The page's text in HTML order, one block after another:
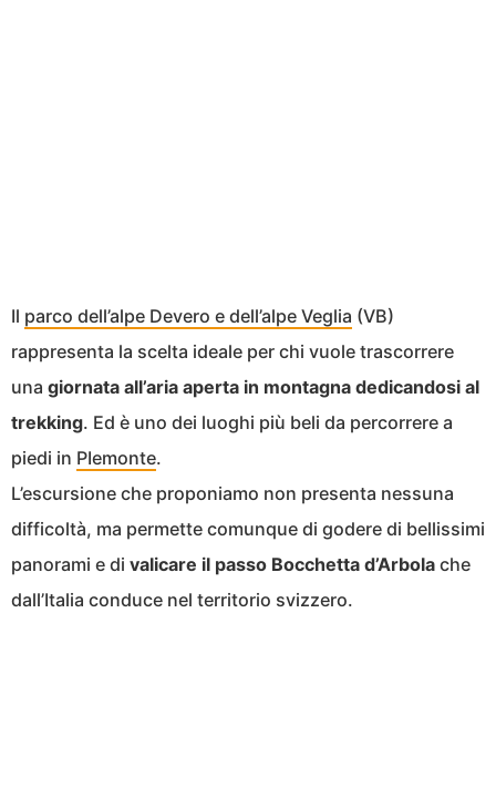
Il parco dell’alpe Devero e dell’alpe Veglia (VB)
rappresenta la scelta ideale per chi vuole trascorrere
una giornata all’aria aperta in montagna dedicandosi al
trekking. Ed è uno dei luoghi più beli da percorrere a
piedi in PIemonte.
L’escursione che proponiamo non presenta nessuna
difficoltà, ma permette comunque di godere di bellissimi
panorami e di valicare il passo Bocchetta d’Arbola che
dall’Italia conduce nel territorio svizzero.